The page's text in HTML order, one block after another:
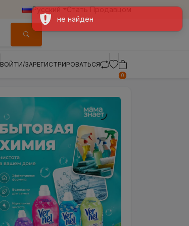
Русский Стать Продавцом
ВОЙТИ/ЗАРЕГИСТРИРОВАТЬСЯ
0